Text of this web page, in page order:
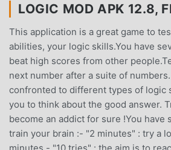
LOGIC MOD APK 12.8,
This application is a great game to
abilities, your logic skills.You have
beat high scores from other
next number after a suite of
confronted to different types of logic
you to think about the good answer.
become an addict for sure !You have
train your brain :- "2 minutes" : try a